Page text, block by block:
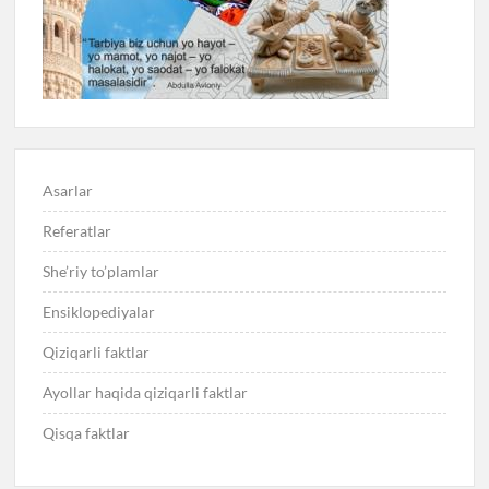
Asarlar
Referatlar
She’riy to’plamlar
Ensiklopediyalar
Qiziqarli faktlar
Ayollar haqida qiziqarli faktlar
Qisqa faktlar